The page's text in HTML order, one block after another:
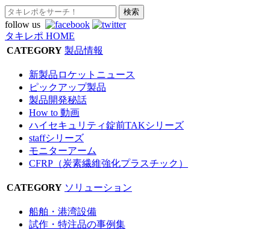
follow us
タキレポ HOME
CATEGORY 製品情報
新製品ロケットニュース
ピックアップ製品
製品開発秘話
How to 動画
ハイセキュリティ錠前TAKシリーズ
staffシリーズ
モニターアーム
CFRP（炭素繊維強化プラスチック）
CATEGORY ソリューション
船舶・港湾設備
試作・特注品の事例集